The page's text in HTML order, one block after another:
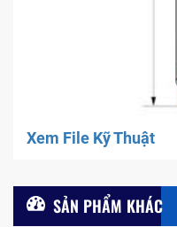
Xem File Kỹ Thuật
SẢN PHẨM KHÁC